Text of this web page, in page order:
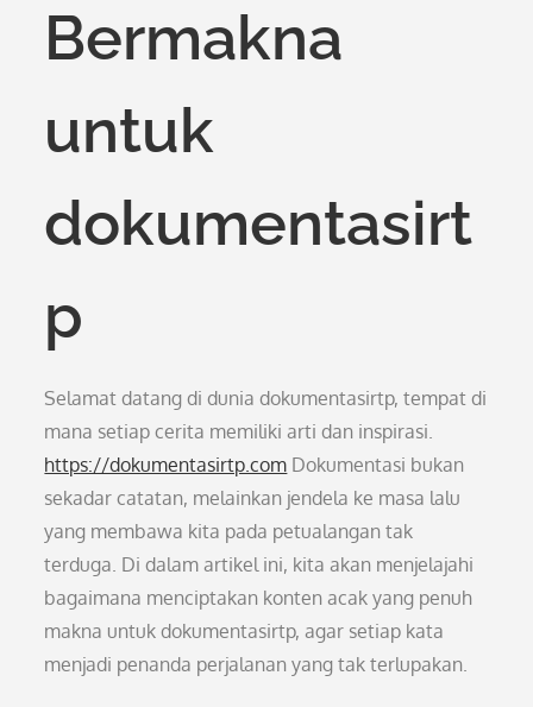
Bermakna
untuk
dokumentasirt
p
Selamat datang di dunia dokumentasirtp, tempat di
mana setiap cerita memiliki arti dan inspirasi.
https://dokumentasirtp.com Dokumentasi bukan
sekadar catatan, melainkan jendela ke masa lalu
yang membawa kita pada petualangan tak
terduga. Di dalam artikel ini, kita akan menjelajahi
bagaimana menciptakan konten acak yang penuh
makna untuk dokumentasirtp, agar setiap kata
menjadi penanda perjalanan yang tak terlupakan.